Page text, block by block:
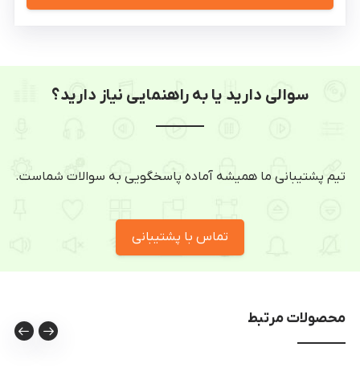
سوالی دارید یا به راهنمایی نیاز دارید؟
تیم پشتیبانی ما همیشه آماده پاسخگویی به سوالات شماست.
تماس با پشتیبانی
محصولات مرتبط